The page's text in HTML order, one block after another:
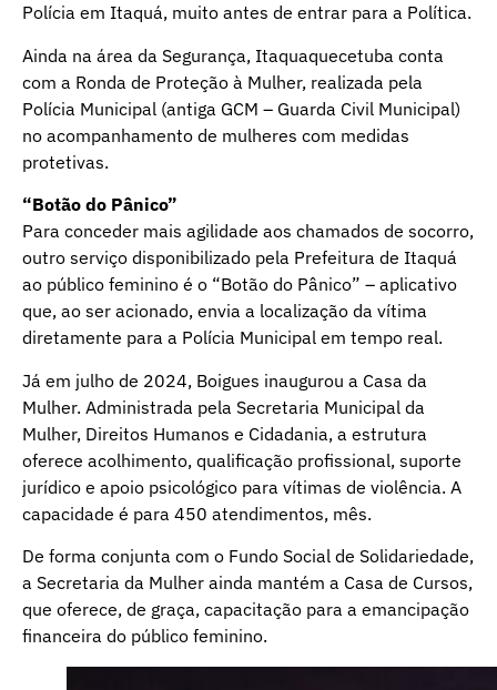
Polícia em Itaquá, muito antes de entrar para a Política.
Ainda na área da Segurança, Itaquaquecetuba conta
com a Ronda de Proteção à Mulher, realizada pela
Polícia Municipal (antiga GCM – Guarda Civil Municipal)
no acompanhamento de mulheres com medidas
protetivas.
“Botão do Pânico”
Para conceder mais agilidade aos chamados de socorro,
outro serviço disponibilizado pela Prefeitura de Itaquá
ao público feminino é o “Botão do Pânico” – aplicativo
que, ao ser acionado, envia a localização da vítima
diretamente para a Polícia Municipal em tempo real.
Já em julho de 2024, Boigues inaugurou a Casa da
Mulher. Administrada pela Secretaria Municipal da
Mulher, Direitos Humanos e Cidadania, a estrutura
oferece acolhimento, qualificação profissional, suporte
jurídico e apoio psicológico para vítimas de violência. A
capacidade é para 450 atendimentos, mês.
De forma conjunta com o Fundo Social de Solidariedade,
a Secretaria da Mulher ainda mantém a Casa de Cursos,
que oferece, de graça, capacitação para a emancipação
financeira do público feminino.